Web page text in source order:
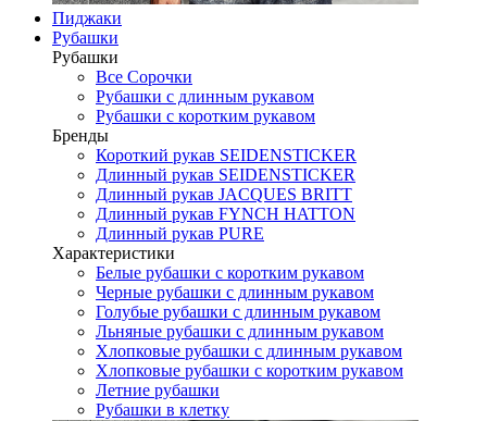
Пиджаки
Рубашки
Рубашки
Все Сорочки
Рубашки с длинным рукавом
Рубашки с коротким рукавом
Бренды
Короткий рукав SEIDENSTICKER
Длинный рукав SEIDENSTICKER
Длинный рукав JAСQUES BRITT
Длинный рукав FYNCH HATTON
Длинный рукав PURE
Характеристики
Белые рубашки с коротким рукавом
Черные рубашки с длинным рукавом
Голубые рубашки с длинным рукавом
Льняные рубашки с длинным рукавом
Хлопковые рубашки с длинным рукавом
Хлопковые рубашки с коротким рукавом
Летние рубашки
Рубашки в клетку